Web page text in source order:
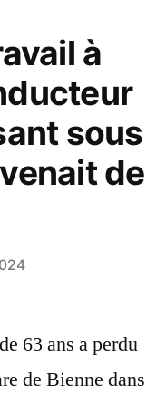
à
sous
de
63 ans a perdu
de Bienne dans